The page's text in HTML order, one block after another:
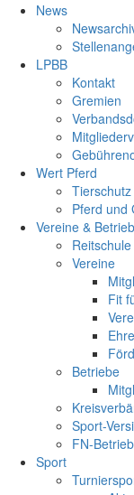
News
LPBB
Kontakt
Gremien
Wert Pferd
Tierschutz
Pferd und
Vereine &
Vereine
Fit
Betriebe
Sport-
FN-
Sport